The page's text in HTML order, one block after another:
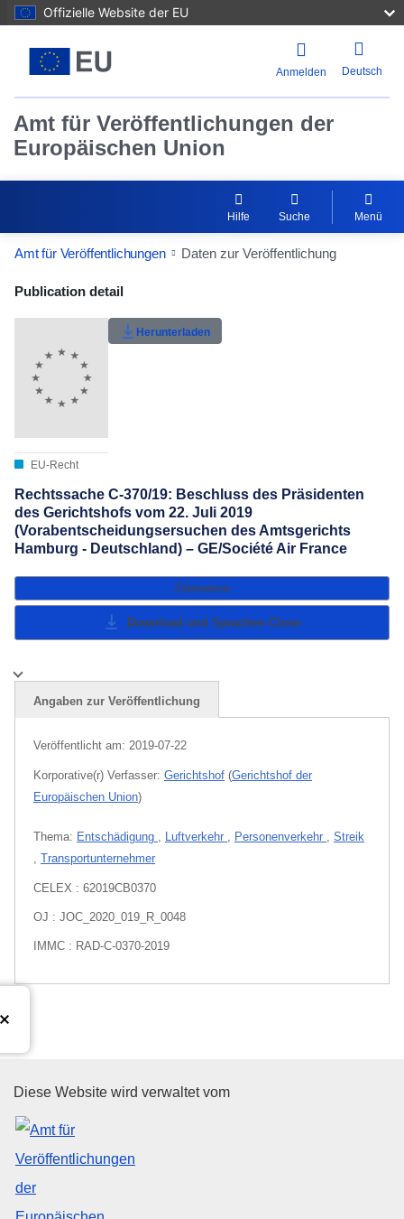
Offizielle Website der EU
Anmelden Deutsch
Amt für Veröffentlichungen der
Europäischen Union
Hilfe Suche Menü
Amt für Veröffentlichungen Daten zur Veröffentlichung
Publication Detail Actions Portlet
Benutzerbewertung
Publication detail
EU-Recht
Herunterladen
Rechtssache C-370/19: Beschluss des Präsidenten
des Gerichtshofs vom 22. Juli 2019
(Vorabentscheidungsersuchen des Amtsgerichts
Hamburg - Deutschland) – GE/Société Air France
Zitierweise
Download und Sprachen Close
Angaben zur Veröffentlichung
Veröffentlicht am: 2019-07-22
Korporative(r) Verfasser: Gerichtshof (Gerichtshof der
Europäischen Union)
Thema: Entschädigung Luftverkehr Personenverkehr
Streik
Transportunternehmer
CELEX : 62019CB0370
OJ : JOC_2020_019_R_0048
IMMC : RAD-C-0370-2019
Amt für Veröffentlichungen der
Diese Website wird verwaltet vom